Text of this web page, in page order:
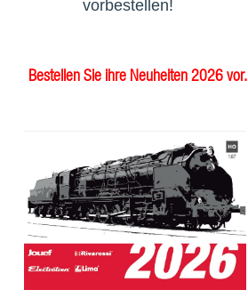
vorbestellen!
Bestellen Sie ihre Neuheiten 2026 vor.